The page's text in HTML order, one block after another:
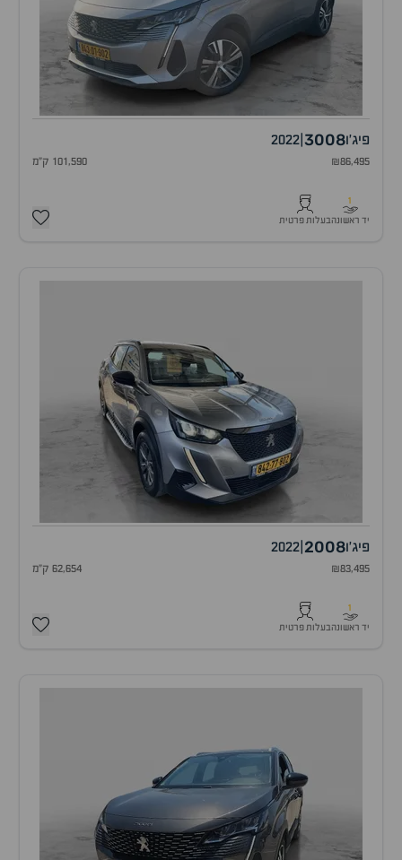
פיג'ו3008
2022
₪86,495 101,590 ק"מ
1
יד ראשונהבעלות פרטית
פיג'ו2008
2022
₪83,495 62,654 ק"מ
1
יד ראשונהבעלות פרטית